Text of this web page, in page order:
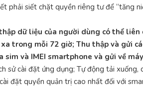
phải siết chặt quyền riêng tư để “tăng
dữ liệu của người dùng có thể
trong mỗi 72 giờ; Thu thập và gửi
sim và IMEI smartphone và gửi về
sử cài đặt ứng dụng; Tự động tải
đặt quyền quản trị cao nhất đối với